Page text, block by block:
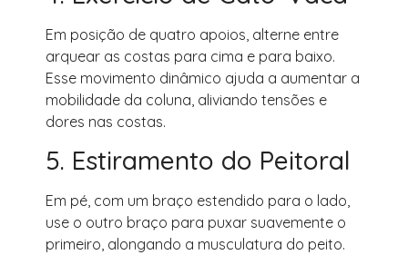
Em posição de quatro apoios, alterne entre
arquear as costas para cima e para baixo.
Esse movimento dinâmico ajuda a aumentar a
mobilidade da coluna, aliviando tensões e
dores nas costas.
5. Estiramento do Peitoral
Em pé, com um braço estendido para o lado,
use o outro braço para puxar suavemente o
primeiro, alongando a musculatura do peito.